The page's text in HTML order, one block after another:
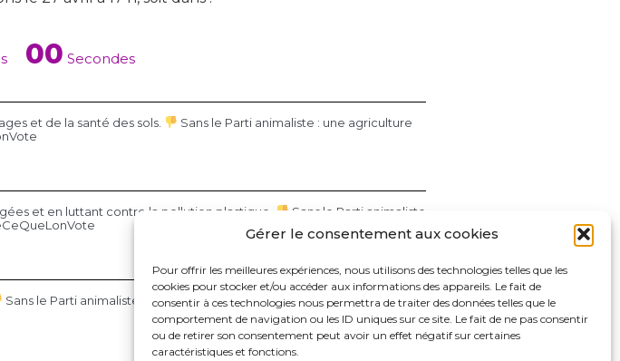
Gérer le consentement aux cookies
Pour offrir les meilleures expériences, nous utilisons des technologies telles que les
cookies pour stocker et/ou accéder aux informations des appareils. Le fait de
consentir à ces technologies nous permettra de traiter des données telles que le
comportement de navigation ou les ID uniques sur ce site. Le fait de ne pas consentir
ou de retirer son consentement peut avoir un effet négatif sur certaines
caractéristiques et fonctions.
00 Secondes
et de la santé des sols.
Sans le Parti animaliste : une agriculture
et en luttant contre la pollution plastique.
Sans le Parti animaliste
Sans le Parti animaliste : les intérêts économiques privilégiés au